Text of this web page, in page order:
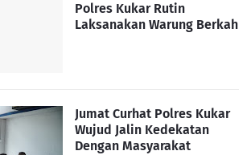
Polres Kukar Rutin
Laksanakan Warung Berkah
Jumat Curhat Polres Kukar
Wujud Jalin Kedekatan
Dengan Masyarakat